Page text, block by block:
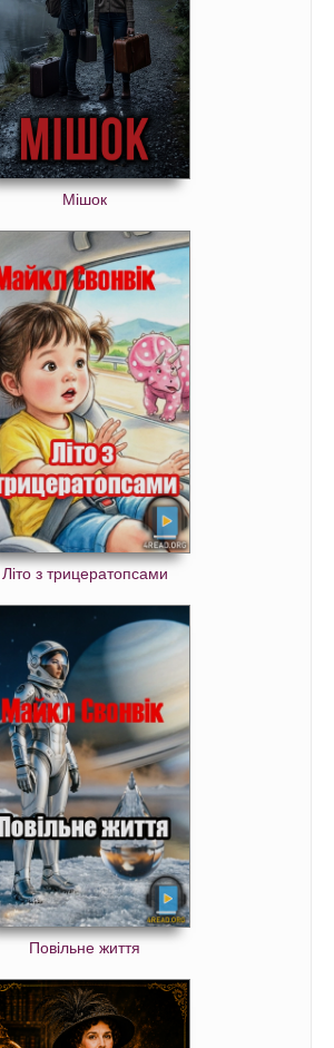
Мішок
Літо з трицератопсами
Повільне життя